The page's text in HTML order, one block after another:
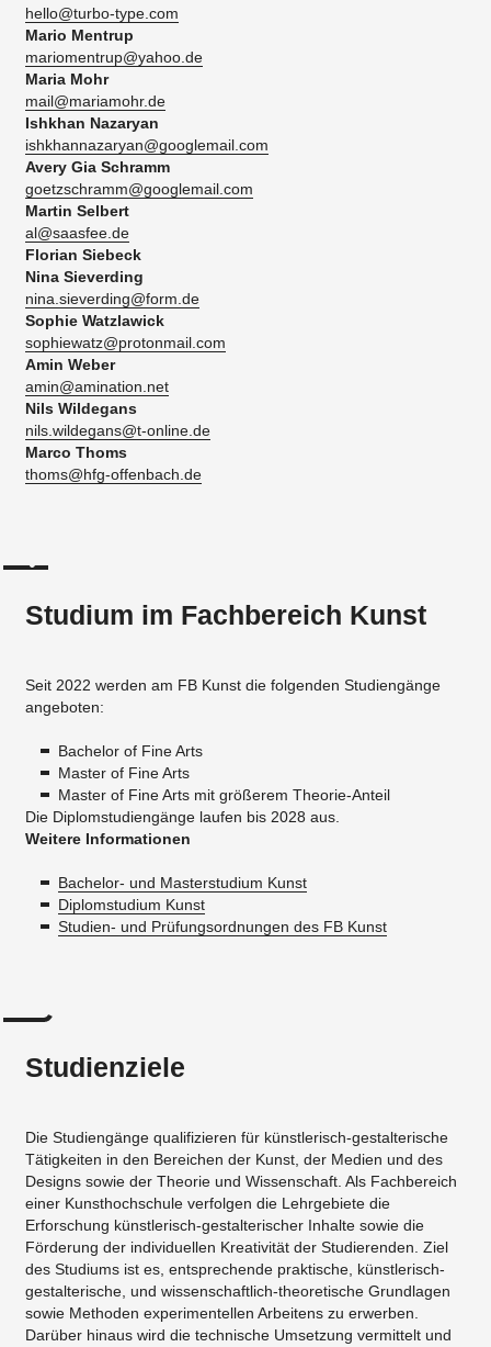
hello@turbo-type.com
Mario Mentrup
mariomentrup@yahoo.de
Maria Mohr
mail@mariamohr.de
Ishkhan Nazaryan
ishkhannazaryan@googlemail.com
Avery Gia Schramm
goetzschramm@googlemail.com
Martin Selbert
al@saasfee.de
Florian Siebeck
Nina Sieverding
nina.sieverding@form.de
Sophie Watzlawick
sophiewatz@protonmail.com
Amin Weber
amin@amination.net
Nils Wildegans
nils.wildegans@t-online.de
Marco Thoms
thoms@hfg-offenbach.de
Studium im Fachbereich Kunst
Seit 2022 werden am FB Kunst die folgenden Studiengänge
angeboten:
Bachelor of Fine Arts
Master of Fine Arts
Master of Fine Arts mit größerem Theorie-Anteil
Die Diplomstudiengänge laufen bis 2028 aus.
Weitere Informationen
Bachelor- und Masterstudium Kunst
Diplomstudium Kunst
Studien- und Prüfungsordnungen des FB Kunst
Studienziele
Die Studiengänge qualifizieren für künstlerisch-gestalterische
Tätigkeiten in den Bereichen der Kunst, der Medien und des
Designs sowie der Theorie und Wissenschaft. Als Fachbereich
einer Kunsthochschule verfolgen die Lehrgebiete die
Erforschung künstlerisch-gestalterischer Inhalte sowie die
Förderung der individuellen Kreativität der Studierenden. Ziel
des Studiums ist es, entsprechende praktische, künstlerisch-
gestalterische, und wissenschaftlich-theoretische Grundlagen
sowie Methoden experimentellen Arbeitens zu erwerben.
Darüber hinaus wird die technische Umsetzung vermittelt und